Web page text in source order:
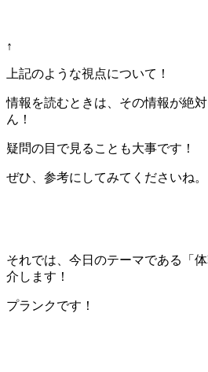
↑
上記のような視点について！
情報を読むときは、その情報が絶
ん！
疑問の目で見ることも大事です！
ぜひ、参考にしてみてくださいね。
それでは、今日のテーマである「
介します！
プランクです！